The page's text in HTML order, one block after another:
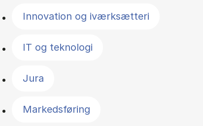
Innovation og iværksætteri
IT og teknologi
Jura
Markedsføring